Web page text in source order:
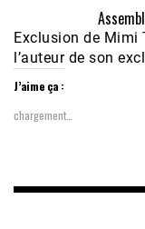
Exclusion de Mimi
l’auteur de son
J’aime ça :
chargement…